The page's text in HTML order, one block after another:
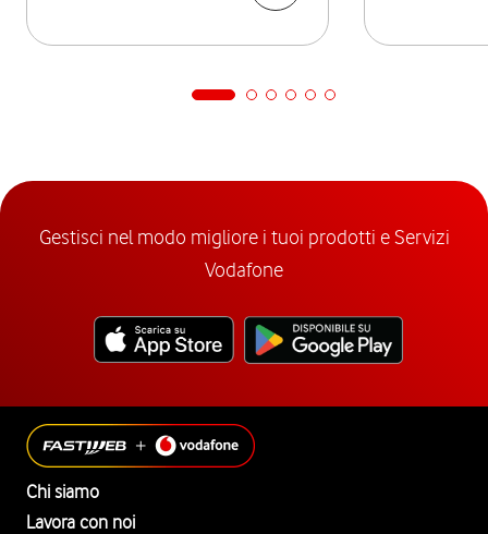
Gestisci nel modo migliore i tuoi prodotti e Servizi
Vodafone
Chi siamo
Lavora con noi